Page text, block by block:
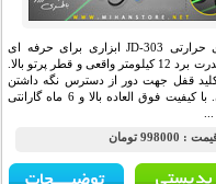
لیزرهای حرارتی JD-303 ابزاری برای حرفه ای
ها، با قدرت برد 12 کیلومتر واقعی و قطر پرتو بالا.
قفل جهت دور از دسترس نگه داشتن
کودکان. با کیفیت فوق العاده بالا و 6 ماه گارانتی
: 998000 تومان